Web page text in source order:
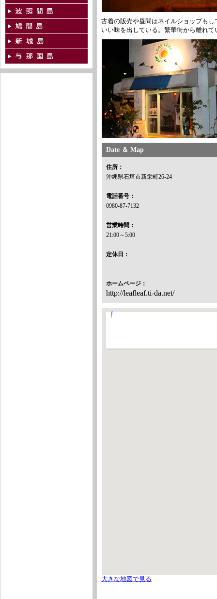
古着の販売や昼間はネイルショップも
いい味を出している。繁華街から離れ
Date ＆ Map
住所：
沖縄県石垣市新栄町26-24
電話番号：
0980-87-7132
営業時間：
21:00～5:00
定休日：
ホームページ：
http://leafleaf.ti-da.net/
大きな地図で見る